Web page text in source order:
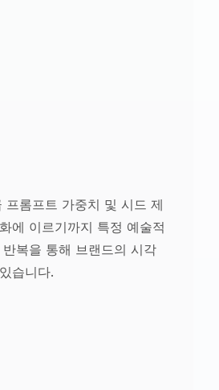
롬프트 가중치 및 시드 제
에 이르기까지 특정 예술적
복을 통해 브랜드의 시각
습니다.